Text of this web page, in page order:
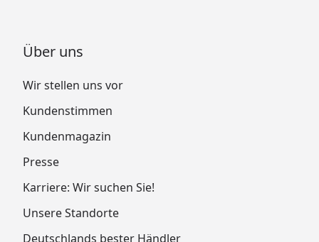
Über uns
Wir stellen uns vor
Kundenstimmen
Kundenmagazin
Presse
Karriere: Wir suchen Sie!
Unsere Standorte
Deutschlands bester Händler